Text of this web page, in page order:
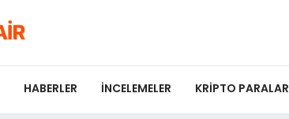
HABERLER İNCELEMELER KRIPTO PARALAR